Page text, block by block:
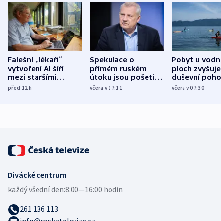
Falešní „lékaři“
vytvoření AI šíří
mezi staršími
Poláky nebezpečné
před 12h
Spekulace o
přímém ruském
útoku jsou pošetilé,
míní estonský
včera v 17:11
Pobyt u
ploch zvyšuje
duševní
ukázala
včera v 07:30
Divácké centrum
každý všední den:8:00—16:00 hodin
261 136 113